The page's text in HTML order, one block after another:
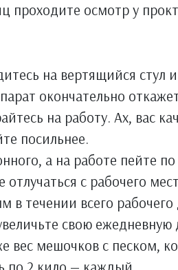
проходите осмотр у
на вертящийся стул
окончательно
на работу. Ах, вас
посильнее.
а на работе пейте
отлучаться с рабочего
в течении всего рабочего
свою ежедневную
вес мешочков с песком,